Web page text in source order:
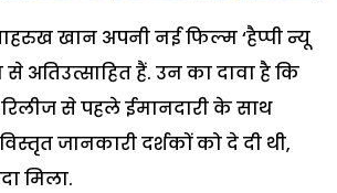
खान अपनी नई फिल्म ‘हैप्पी न्यू
अतिउत्साहित हैं. उन का दावा है कि
से पहले ईमानदारी के साथ
जानकारी दर्शकों को दे दी थी,
मिला.